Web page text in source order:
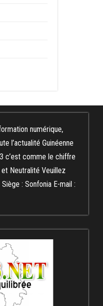
numérique,
l’actualité Guinéenne
c’est comme le chiffre
Neutralité Veuillez
: Sonfonia E-mail :